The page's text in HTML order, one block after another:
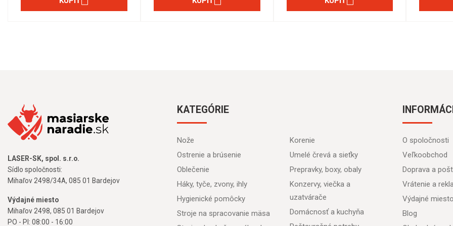
LASER-SK, spol. s.r.o.
Sídlo spoločnosti:
Mihaľov 2498/34A, 085 01 Bardejov
Výdajné miesto
Mihaľov 2498, 085 01 Bardejov
PO - PI: 08:00 - 16:00
KATEGÓRIE
Nože
Ostrenie a brúsenie
Oblečenie
Háky, tyče, zvony, ihly
Hygienické pomôcky
Stroje na spracovanie mäsa
Korenie
Umelé črevá a sieťky
Prepravky, boxy, obaly
Konzervy, viečka a
uzatvárače
Domácnosť a kuchyňa
O spoločnosti
Veľkoobchod
Doprava a
Vrátenie a
Výdajné miesto
Blog